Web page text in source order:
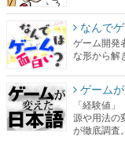
なんで
ゲーム開発
な形から解
ゲーム
「経験値
源や用法の
が徹底調査。